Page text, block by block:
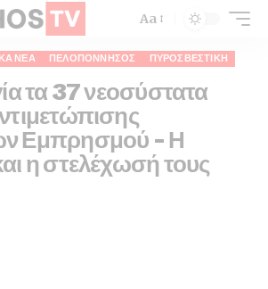
Aa
ΝΈΑ ΠΕΛΟΠΌΝΝΗΣΟΣ ΠΥΡΟΣΒΕΣΤΙΚΉ
τα 37 νεοσύστατα
Εμπρησμού – Η
η στελέχωσή τους